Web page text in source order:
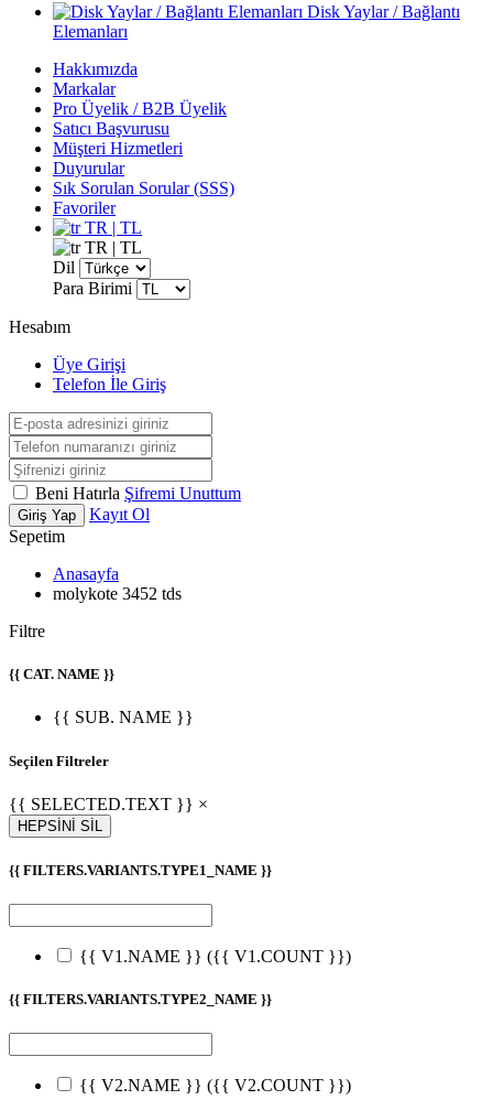
Disk Yaylar / Bağlantı
Elemanları
Hakkımızda
Markalar
Pro Üyelik / B2B Üyelik
Satıcı Başvurusu
Müşteri Hizmetleri
Duyurular
Sık Sorulan Sorular (SSS)
Favoriler
TR | TL
TR | TL
Dil
Para Birimi
Hesabım
Üye Girişi
Telefon İle Giriş
Beni Hatırla Şifremi Unuttum
Giriş Yap
Kayıt Ol
Sepetim
Anasayfa
molykote 3452 tds
Filtre
{{ CAT. NAME }}
{{ SUB. NAME }}
Seçilen Filtreler
{{ SELECTED.TEXT }} ×
HEPSİNİ SİL
{{ FILTERS.VARIANTS.TYPE1_NAME }}
{{ V1.NAME }} ({{ V1.COUNT }})
{{ FILTERS.VARIANTS.TYPE2_NAME }}
{{ V2.NAME }} ({{ V2.COUNT }})